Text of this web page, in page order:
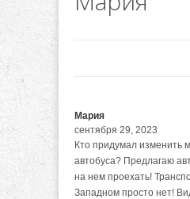
Мария
сентября 29, 2023
Кто придумал изменить
автобуса? Предлагаю
на нем проехать!
Западном просто нет!